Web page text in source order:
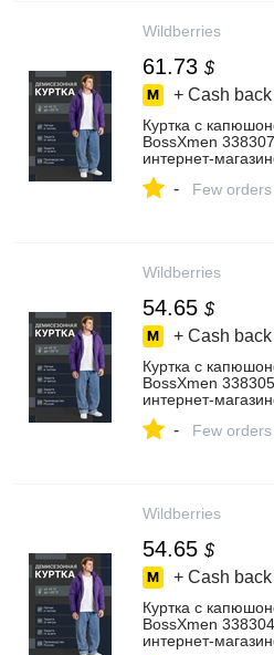
Wildberries
61.73 $
+ Cash
Куртка с
BossXmen
- Few orders
Wildberries
54.65 $
+ Cash
Куртка с
BossXmen
- Few orders
Wildberries
54.65 $
+ Cash
Куртка с
BossXmen